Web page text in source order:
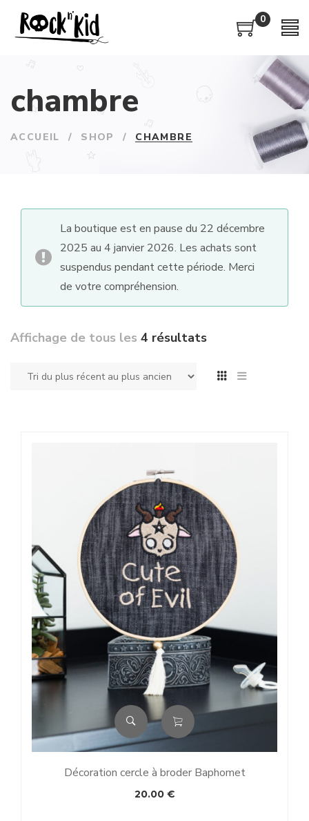
0
chambre
ACCUEIL / SHOP / CHAMBRE
La boutique est en pause du 22 décembre
2025 au 4 janvier 2026. Les achats sont
suspendus pendant cette période. Merci
de votre compréhension.
Affichage de tous les 4 résultats
Décoration cercle à broder Baphomet
20.00 €